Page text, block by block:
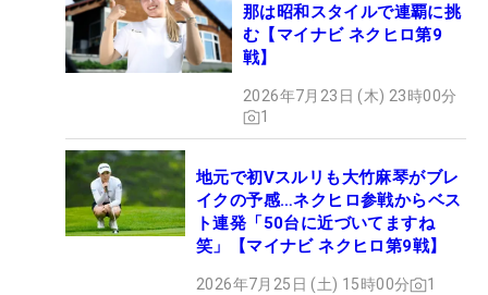
那は昭和スタイルで連覇に挑
む【マイナビ ネクヒロ第9
戦】
2026年7月23日 (木) 23時00分
1
地元で初Vスルリも大竹麻琴がブレ
イクの予感…ネクヒロ参戦からベス
ト連発「50台に近づいてますね
笑」【マイナビ ネクヒロ第9戦】
2026年7月25日 (土) 15時00分 1